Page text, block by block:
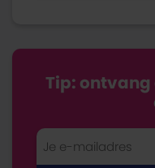
Tip: ontvang